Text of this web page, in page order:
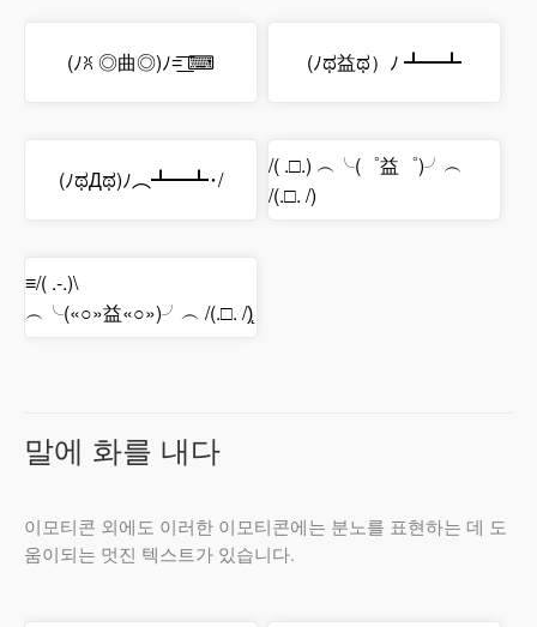
(ﾉꐦ ◎曲◎)ﾉ=͟͟͞͞ ⌨ ‎(ﾉಥ益ಥ）ﾉ ┻━┻
(ﾉಥДಥ)ﾉ︵┻━┻･/
/( .□.) ︵╰(゜益゜)╯︵
/(.□. /)
≡/( .-.)\
︵╰(«○»益«○»)╯︵ /(.□. /)̨
말에 화를 내다
이모티콘 외에도 이러한 이모티콘에는 분노를 표현하는 데 도
움이되는 멋진 텍스트가 있습니다.